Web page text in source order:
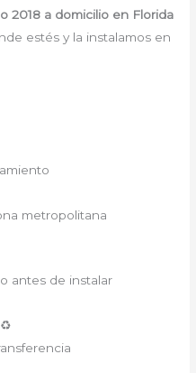
2018 a domicilio en Florida
estés y la instalamos en
metropolitana
antes de instalar
♻